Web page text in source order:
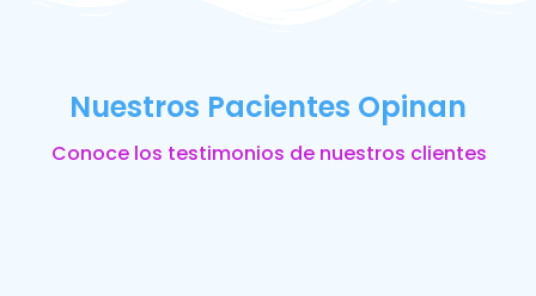
Nuestros Pacientes Opinan
Conoce los testimonios de nuestros clientes